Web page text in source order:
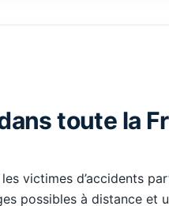
toute la
victimes d’accidents
possibles à distance et